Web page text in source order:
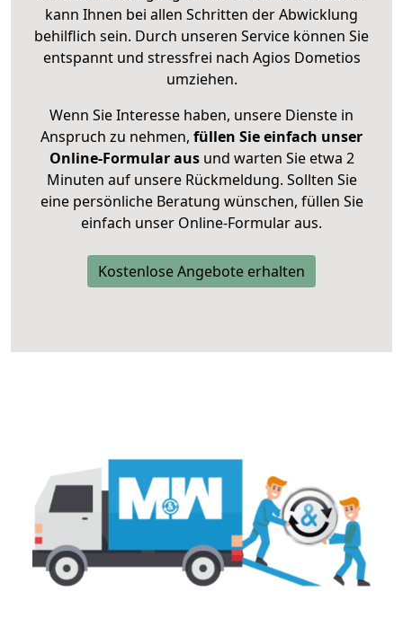
kann Ihnen bei allen Schritten der Abwicklung
behilflich sein. Durch unseren Service können Sie
entspannt und stressfrei nach Agios Dometios
umziehen.
Wenn Sie Interesse haben, unsere Dienste in
Anspruch zu nehmen, füllen Sie einfach unser
Online-Formular ausund warten Sie etwa 2
Minuten auf unsere Rückmeldung. Sollten Sie
eine persönliche Beratung wünschen, füllen Sie
einfach unser Online-Formular aus.
Kostenlose Angebote erhalten